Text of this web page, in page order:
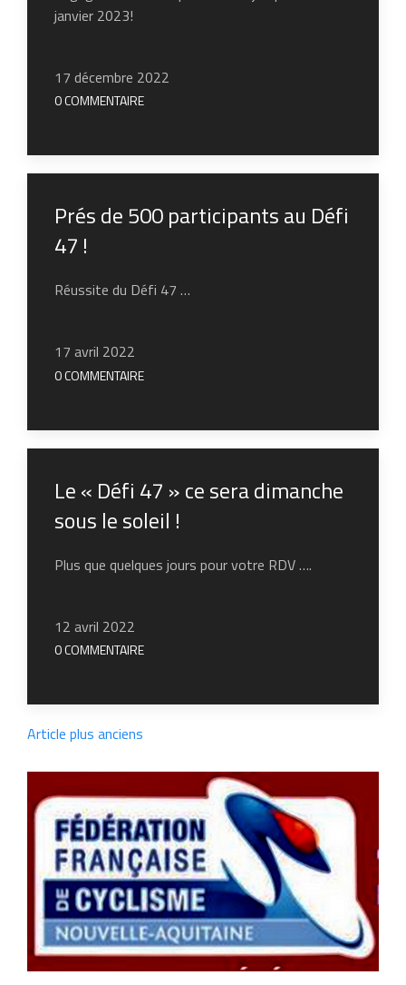
janvier 2023!
17 décembre 2022
0 COMMENTAIRE
Prés de 500 participants au Défi
47 !
Réussite du Défi 47 …
17 avril 2022
0 COMMENTAIRE
Le « Défi 47 » ce sera dimanche
sous le soleil !
Plus que quelques jours pour votre RDV ….
12 avril 2022
0 COMMENTAIRE
Article plus anciens